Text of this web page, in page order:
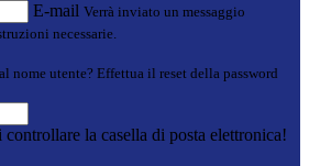
E-mail Verrà inviato un messaggio
necessarie.
nome utente? Effettua il reset della password
la casella di posta elettronica!